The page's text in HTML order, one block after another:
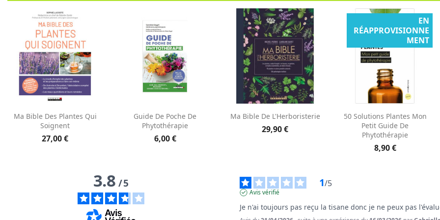
Aperçu rapide
Ma Bible Des Plantes Qui
Soignent
27,00 €
Aperçu rapide
Guide De Poche De
Phytothérapie
6,00 €
Aperçu rapide
Ma Bible De L'Herboristerie
29,90 €
Aperçu rapide
50 Solutions Plantes Mon
Petit Guide De
Phytothérapie
8,90 €
EN
RÉAPPROVISIONNE
MENT
3.8/5 1/5
Avis vérifié
Je n'ai toujours pas reçu la tisane donc je ne peux pas